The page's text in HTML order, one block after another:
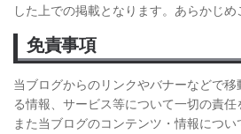
した上での掲載となります。あらかじめ
免責事項
当ブログからのリンクやバナーなどで
る情報、サービス等について一切の責任
また当ブログのコンテンツ・情報につ